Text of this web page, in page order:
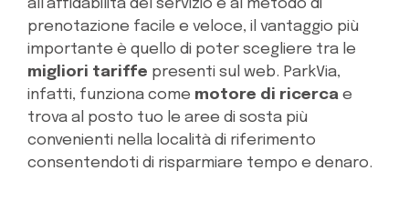
all’affidabilità del servizio e al metodo di
prenotazione facile e veloce, il vantaggio più
importante è quello di poter scegliere tra le
migliori tariffe presenti sul web. ParkVia,
infatti, funziona come motore di ricerca e
trova al posto tuo le aree di sosta più
convenienti nella località di riferimento
consentendoti di risparmiare tempo e denaro.